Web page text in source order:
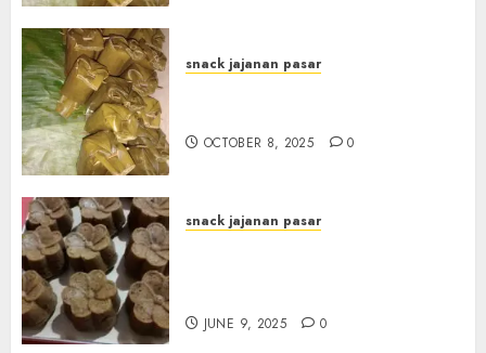
snack jajanan pasar
OCTOBER 8, 2025 0
snack jajanan pasar
JUNE 9, 2025 0